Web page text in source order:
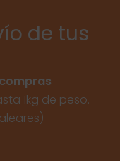
de tus
compras
1kg de peso.